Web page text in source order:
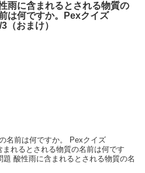
雨に含まれるとされる物質の
は何ですか。Pexクイズ
（おまけ）
名前は何ですか。 Pexクイズ
れるとされる物質の名前は何です
酸性雨に含まれるとされる物質の名